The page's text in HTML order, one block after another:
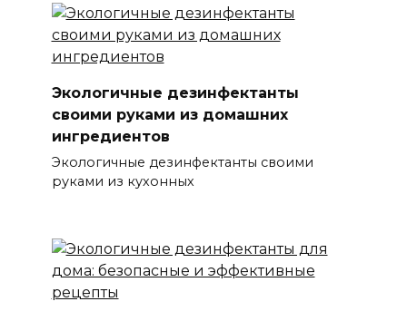
Экологичные дезинфектанты
своими руками из домашних
ингредиентов
Экологичные дезинфектанты своими
руками из кухонных